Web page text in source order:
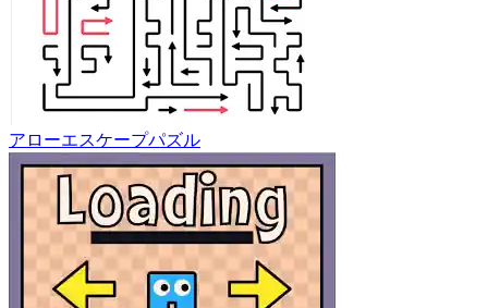
アローエスケープパズル